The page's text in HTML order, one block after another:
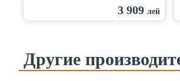
3 909 лей
Другие